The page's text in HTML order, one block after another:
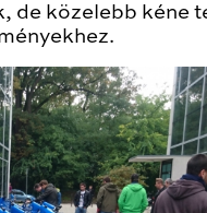
de közelebb kéne